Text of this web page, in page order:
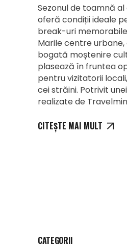
Sezonul de toamnă al
oferă condiții ideale
break-uri
Marile centre urbane,
bogată moștenire
plasează în fruntea
pentru vizitatorii
cei străini. Potrivit
realizate de
CITEȘTE MAI MULT
CATEGORII